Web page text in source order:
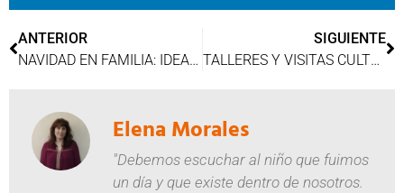
ANTERIOR
NAVIDAD EN FAMILIA: IDEAS PARA DISFRUTAR
SIGUIENTE
TALLERES Y VISITAS CULTURALES EN DESTINOS CIRCUITO: APRENDER VIAJANDO
Elena Morales
"Debemos escuchar al niño que fuimos
un día y que existe dentro de nosotros.